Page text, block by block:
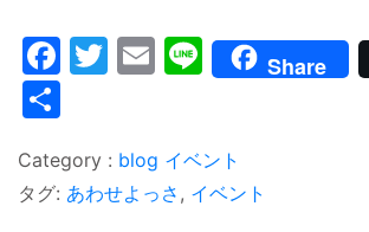
Facebook
Twitter
Email
LineShare
blog イベント
タグ: あわせよっさ , イベント